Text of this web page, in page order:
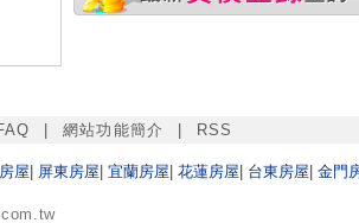
網站功能簡介 RSS
房屋 屏東房屋 宜蘭房屋 花蓮房屋 台東房屋 金門